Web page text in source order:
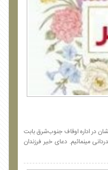
در اداره اوقاف جنوب‌شرق بابت
مینمائیم. دعای خیر فرزندان